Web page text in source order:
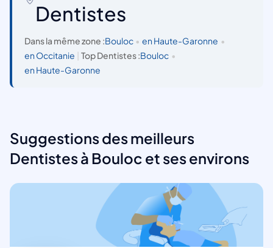
Dentistes
Dans la même zone :Bouloc • en Haute-Garonne •
en Occitanie
Top Dentistes :Bouloc •
en Haute-Garonne
Suggestions des meilleurs
Dentistes à Bouloc et ses environs